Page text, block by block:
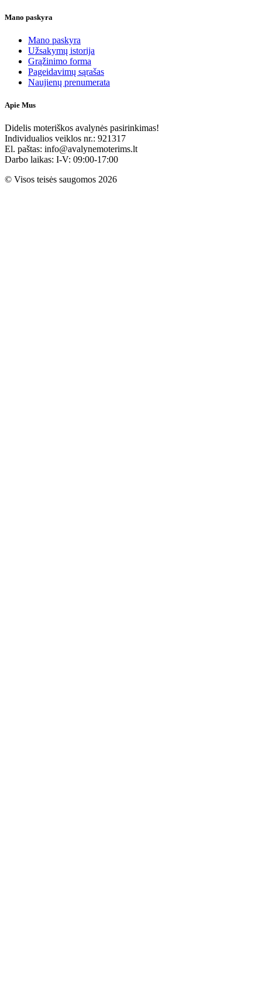
Mano paskyra
Mano paskyra
Užsakymų istorija
Grąžinimo forma
Pageidavimų sąrašas
Naujienų prenumerata
Apie Mus
Didelis moteriškos avalynės pasirinkimas!
Individualios veiklos nr.: 921317
El. paštas: info@avalynemoterims.lt
Darbo laikas: I-V: 09:00-17:00
© Visos teisės saugomos 2026